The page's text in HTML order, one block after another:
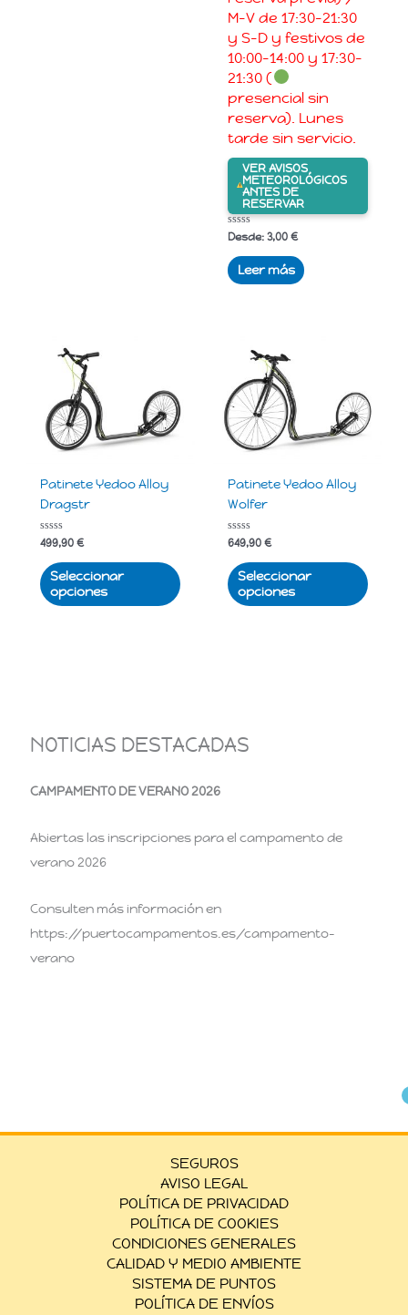
M-V de 17:30-21:30
y S-D y festivos de
10:00-14:00 y 17:30-
21:30 (
presencial sin
reserva). Lunes
tarde sin servicio.
VER AVISOS
METEOROLÓGICOS
ANTES DE
RESERVAR
Valorado
de
5
Desde:3,00€
Leer más
Patinete Yedoo Alloy
Dragstr
Valorado
de
5
499,90€
Seleccionar
opciones
múltiples
variantes.
página
Patinete Yedoo Alloy
Wolfer
Valorado
de
5
649,90€
Seleccionar
opciones
NOTICIAS DESTACADAS
CAMPAMENTO DE VERANO 2026
Abiertas las inscripciones para el campamento de
verano 2026
Consulten más información en
https://puertocampamentos.es/campamento-
verano
SEGUROS
AVISO LEGAL
POLÍTICA DE PRIVACIDAD
POLÍTICA DE COOKIES
CONDICIONES GENERALES
CALIDAD Y MEDIO AMBIENTE
SISTEMA DE PUNTOS
POLÍTICA DE ENVÍOS